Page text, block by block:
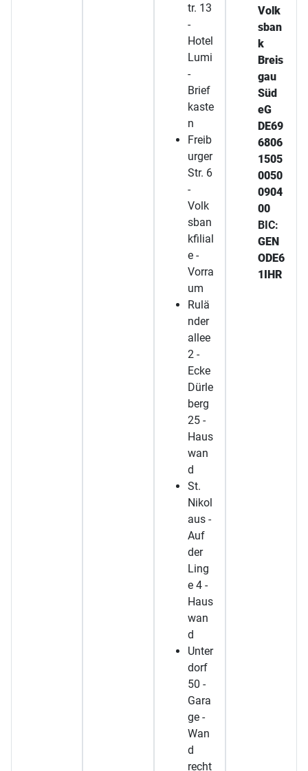
tr. 13
-
Hotel
Lumi
-
Brief
kaste
n
Freib
urger
Str. 6
-
Volk
sban
kfilial
e -
Vorra
um
Rulä
nder
allee
2 -
Ecke
Dürle
berg
25 -
Haus
wan
d
St.
Nikol
aus -
Auf
der
Ling
e 4 -
Haus
wan
d
Unter
dorf
50 -
Gara
ge -
Wan
d
recht
Volk
sban
k
Breis
gau
Süd
eG
DE69
6806
1505
0050
0904
00
BIC:
GEN
ODE6
1IHR